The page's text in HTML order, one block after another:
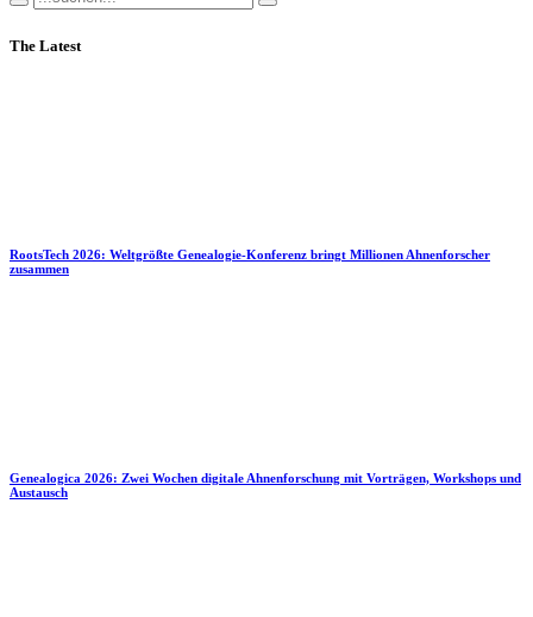
The Latest
RootsTech 2026: Weltgrößte Genealogie-Konferenz bringt Millionen Ahnenforscher
zusammen
Genealogica 2026: Zwei Wochen digitale Ahnenforschung mit Vorträgen, Workshops und
Austausch